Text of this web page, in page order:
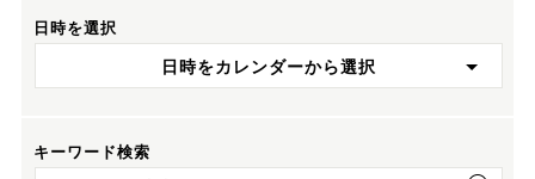
日時を選択
日時をカレンダーから選択
キーワード検索